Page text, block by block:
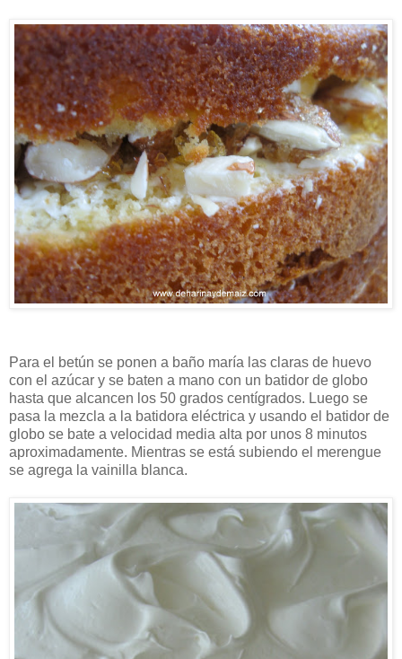
Para el betún se ponen a baño maría las claras de huevo
con el azúcar y se baten a mano con un batidor de globo
hasta que alcancen los 50 grados centígrados. Luego se
pasa la mezcla a la batidora eléctrica y usando el batidor de
globo se bate a velocidad media alta por unos 8 minutos
aproximadamente. Mientras se está subiendo el merengue
se agrega la vainilla blanca.